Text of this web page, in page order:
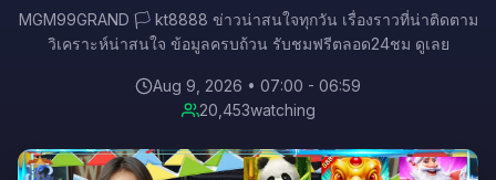
MGM99GRAND 🏳️ kt8888 ข่าวน่าสนใจทุกวัน เรื่องราวที่น่าติดตาม
วิเคราะห์น่าสนใจ ข้อมูลครบถ้วน รับชมฟรีตลอด24ชม ดูเลย
Aug 9, 2026 • 07:00 - 06:59
20,416watching